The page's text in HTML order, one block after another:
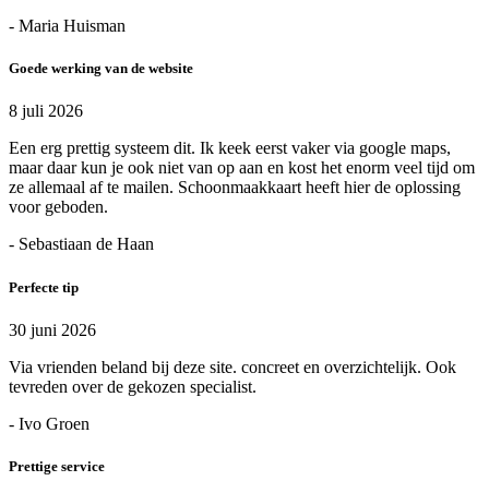
- Maria Huisman
Goede werking van de website
8 juli 2026
Een erg prettig systeem dit. Ik keek eerst vaker via google maps,
maar daar kun je ook niet van op aan en kost het enorm veel tijd om
ze allemaal af te mailen. Schoonmaakkaart heeft hier de oplossing
voor geboden.
- Sebastiaan de Haan
Perfecte tip
30 juni 2026
Via vrienden beland bij deze site. concreet en overzichtelijk. Ook
tevreden over de gekozen specialist.
- Ivo Groen
Prettige service